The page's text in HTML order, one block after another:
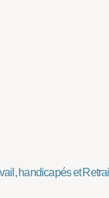
handicapés et